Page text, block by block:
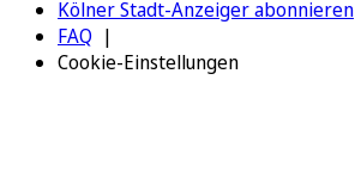
Kölner Stadt-Anzeiger abonnieren
FAQ
Cookie-Einstellungen